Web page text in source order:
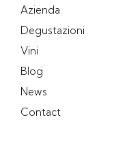
Azienda
Degustazioni
Vini
Blog
News
Contact